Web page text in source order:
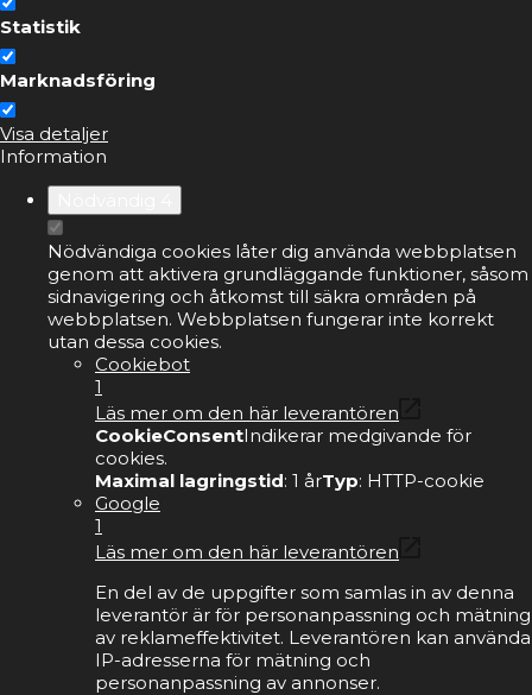
Statistik
Marknadsföring
Visa detaljer
Information
Nödvändiga cookies låter dig använda webbplatsen
genom att aktivera grundläggande funktioner, såsom
sidnavigering och åtkomst till säkra områden på
webbplatsen. Webbplatsen fungerar inte korrekt
utan dessa cookies.
Cookiebot
1
Läs mer om den här leverantören
CookieConsentIndikerar medgivande för
cookies.
Maximal lagringstid: 1 årTyp: HTTP-cookie
Google
1
Läs mer om den här leverantören
En del av de uppgifter som samlas in av denna
leverantör är för personanpassning och mätning
av reklameffektivitet. Leverantören kan använda
IP-adresserna för mätning och
personanpassning av annonser.